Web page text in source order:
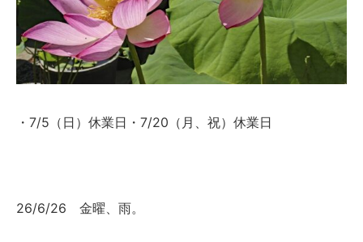
・7/5（日）休業日・7/20（月、祝）休業日
26/6/26 金曜、雨。